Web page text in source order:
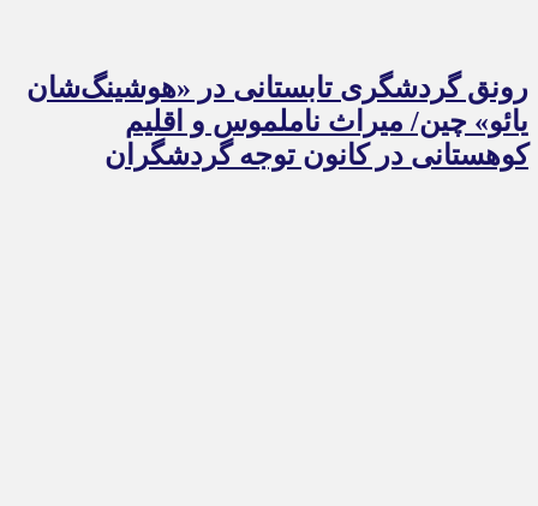
رونق گردشگری تابستانی در «هوشینگ‌شان
یائو» چین/ میراث ناملموس و اقلیم
کوهستانی در کانون توجه گردشگران